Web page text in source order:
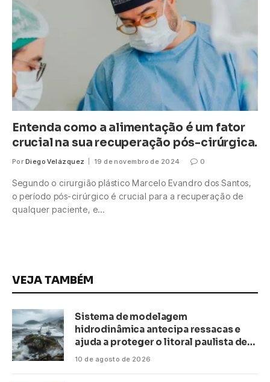
Entenda como a alimentação é um fator
crucial na sua recuperação pós-cirúrgica.
Por Diego Velázquez 19 de novembro de 2024 0
Segundo o cirurgião plástico Marcelo Evandro dos Santos,
o período pós-cirúrgico é crucial para a recuperação de
qualquer paciente, e…
VEJA TAMBÉM
Sistema de modelagem
hidrodinâmica antecipa ressacas e
ajuda a proteger o litoral paulista de
inundações
10 de agosto de 2026